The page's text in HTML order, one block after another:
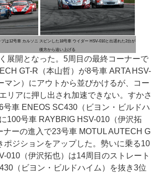
は12号車 カルソニ スピンした18号車 ウイダー HSV-010と出遅れた2台が
後方から追い上げる
展開となった。5周目の最終コーナーで
GT-R（本山哲）が8号車 ARTA HSV-
マン）にアウトから並びかけるが、コー
リアに押し出され加速できない。すかさ
号車 ENEOS SC430（ビヨン・ビルドハ
100号車 RAYBRIG HSV-010（伊沢拓
ナーの進入で23号車 MOTUL AUTECH G
ポジションをアップした。勢いに乗る10
010（伊沢拓也）は14周目のストレート
（ビヨン・ビルドハイム）を抜き3位